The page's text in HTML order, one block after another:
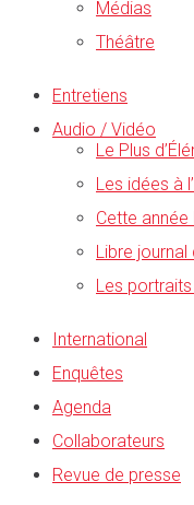
Médias
Théâtre
Entretiens
Audio / Vidéo
Le Plus
Les idées à
Cette année
Libre
Les portraits
International
Enquêtes
Agenda
Collaborateurs
Revue de presse